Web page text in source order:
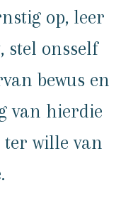
op, leer
stel onsself
bewus en
van hierdie
ter wille van